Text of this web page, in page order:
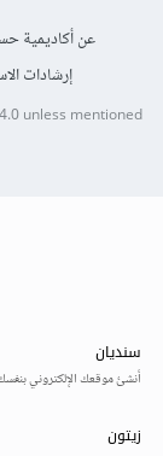
عن أكاديمية
إرشادات
unless mentioned